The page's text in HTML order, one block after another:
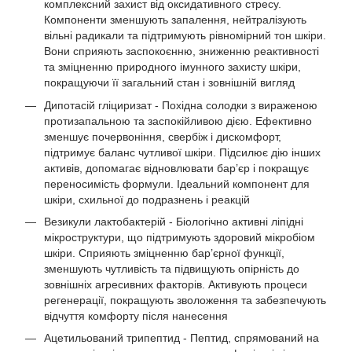
комплексний захист від оксидативного стресу.
Компоненти зменшують запалення, нейтралізують
вільні радикали та підтримують рівномірний тон шкіри.
Вони сприяють заспокоєнню, зниженню реактивності
та зміцненню природного імунного захисту шкіри,
покращуючи її загальний стан і зовнішній вигляд
Дипотасій гліциризат - Похідна солодки з вираженою
протизапальною та заспокійливою дією. Ефективно
зменшує почервоніння, свербіж і дискомфорт,
підтримує баланс чутливої шкіри. Підсилює дію інших
активів, допомагає відновлювати бар’єр і покращує
переносимість формули. Ідеальний компонент для
шкіри, схильної до подразнень і реакцій
Везикули лактобактерій - Біологічно активні ліпідні
мікроструктури, що підтримують здоровий мікробіом
шкіри. Сприяють зміцненню бар’єрної функції,
зменшують чутливість та підвищують опірність до
зовнішніх агресивних факторів. Активують процеси
регенерації, покращують зволоження та забезпечують
відчуття комфорту після нанесення
Ацетильований трипептид - Пептид, спрямований на